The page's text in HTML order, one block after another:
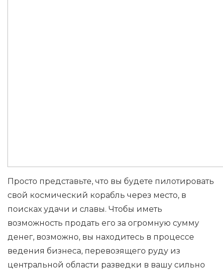
Просто представьте, что вы будете пилотировать
свой космический корабль через место, в
поисках удачи и славы. Чтобы иметь
возможность продать его за огромную сумму
денег, возможно, вы находитесь в процессе
ведения бизнеса, перевозящего руду из
центральной области разведки в вашу сильно